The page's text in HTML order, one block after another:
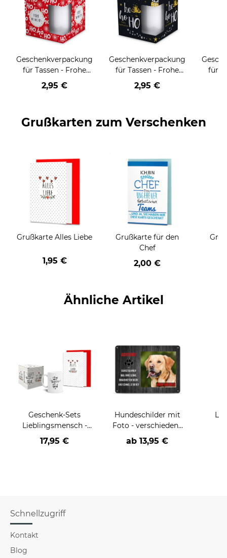
Geschenkverpackung
für Tassen - Frohe
Weihnachten - HO
HO HO - rot
2,95 €
Geschenkverpackung
für Tassen - Frohe
Weihnachten - HO
HO HO - schwarz
2,95 €
für
Grußkarten zum Verschenken
Grußkarte Alles Liebe
1,95 €
Grußkarte für den
Chef
2,00 €
Ähnliche Artikel
Geschenk-Sets
Lieblingsmensch -
Tasse mit Karte und
Box
17,95 €
Hundeschilder mit
Foto - verschiedene
Sprüche
ab 13,95 €
Schnellzugriff
Kontakt
Blog